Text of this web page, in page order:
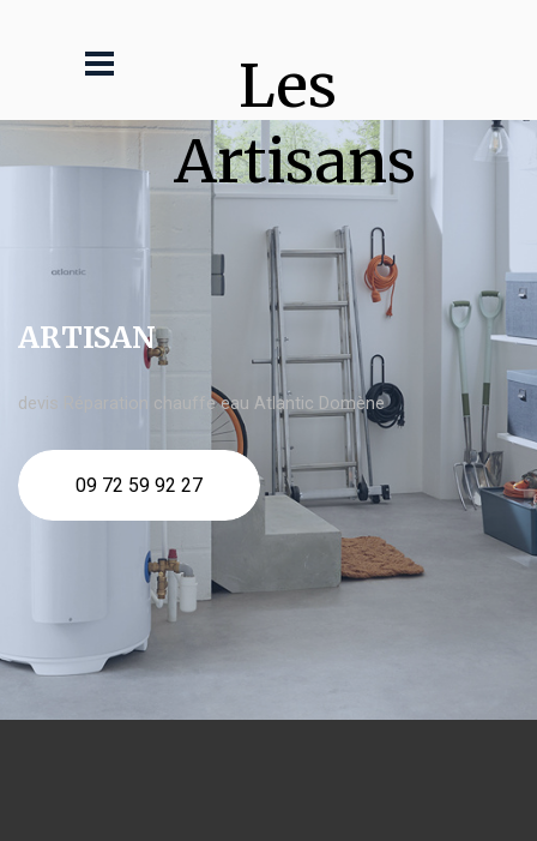
Les
Artisans
ARTISAN
devis Réparation chauffe eau Atlantic Domène
09 72 59 92 27